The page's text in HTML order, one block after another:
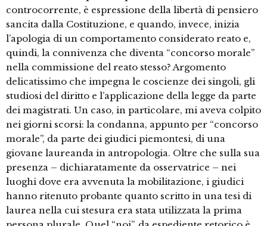
controcorrente, è espressione della libertà di pensiero
sancita dalla Costituzione, e quando, invece, inizia
l’apologia di un comportamento considerato reato e,
quindi, la connivenza che diventa “concorso morale”
nella commissione del reato stesso? Argomento
delicatissimo che impegna le coscienze dei singoli, gli
studiosi del diritto e l’applicazione della legge da parte
dei magistrati. Un caso, in particolare, mi aveva colpito
nei giorni scorsi: la condanna, appunto per “concorso
morale”, da parte dei giudici piemontesi, di una
giovane laureanda in antropologia. Oltre che sulla sua
presenza – dichiaratamente da osservatrice – nei
luoghi dove era avvenuta la mobilitazione, i giudici
hanno ritenuto probante quanto scritto in una tesi di
laurea nella cui stesura era stata utilizzata la prima